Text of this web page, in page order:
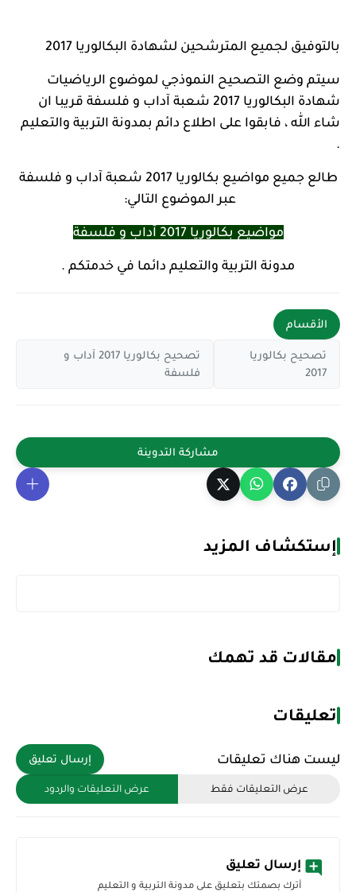
بالتوفيق لجميع المترشحين لشهادة البكالوريا 2017
سيتم وضع التصحيح النموذجي لموضوع الرياضيات
شهادة البكالوريا 2017 شعبة آداب و فلسفة قريبا ان
شاء الله ، فابقوا على اطلاع دائم بمدونة التربية والتعليم
.
طالع جميع مواضيع بكالوريا 2017 شعبة آداب و فلسفة
عبر الموضوع التالي:
مواضيع بكالوريا 2017 آداب و فلسفة
مدونة التربية والتعليم دائما في خدمتكم .
الأقسام
تصحيح بكالوريا
2017
تصحيح بكالوريا 2017 آداب و
فلسفة
إستكشاف المزيد
مقالات قد تهمك
تعليقات
ليست هناك تعليقات إرسال تعليق
عرض التعليقات فقط عرض التعليقات والردود
إرسال تعليق
أترك بصمتك بتعليق على مدونة التربية و التعليم